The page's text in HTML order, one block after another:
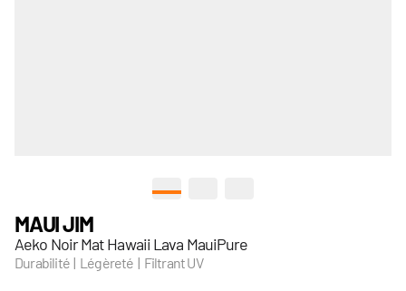
MAUI JIM
Aeko Noir Mat Hawaii Lava MauiPure
Durabilité | Légèreté | Filtrant UV